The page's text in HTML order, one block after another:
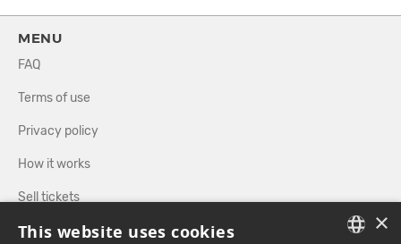
MENU
FAQ
Terms of use
Privacy policy
How it works
Sell tickets
Directory ×
This website uses cookies